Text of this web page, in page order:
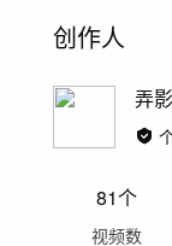
创作人
弄
81个
视频数